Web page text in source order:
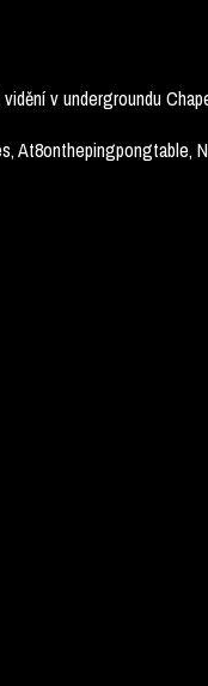
v undergroundu
At8onthepingpongtable,